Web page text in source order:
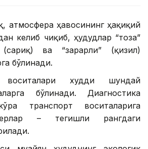
атмосфера ҳавосининг ҳақиқий
келиб чиқиб, ҳудудлар “тоза”
ва “зарарли” (қизил)
бўлинади.
воситалари худди шундай
бўлинади. Диагностика
транспорт воситаларига
– тегишли рангдаги